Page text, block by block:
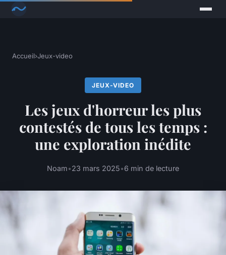
Accueil›Jeux-video
JEUX-VIDEO
Les jeux d'horreur les plus
contestés de tous les temps :
une exploration inédite
Noam•23 mars 2025•6 min de lecture